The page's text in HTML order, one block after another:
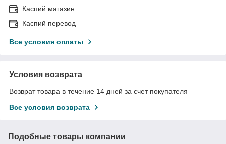
Каспий магазин
Каспий перевод
Все условия оплаты
Условия возврата
Возврат товара в течение 14 дней за счет покупателя
Все условия возврата
Подобные товары компании